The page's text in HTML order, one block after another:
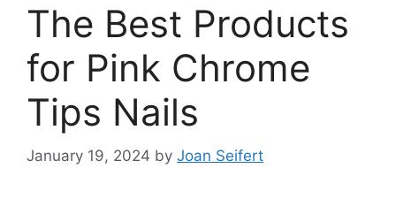
The Best Products
for Pink Chrome
Tips Nails
January 19, 2024 by Joan Seifert